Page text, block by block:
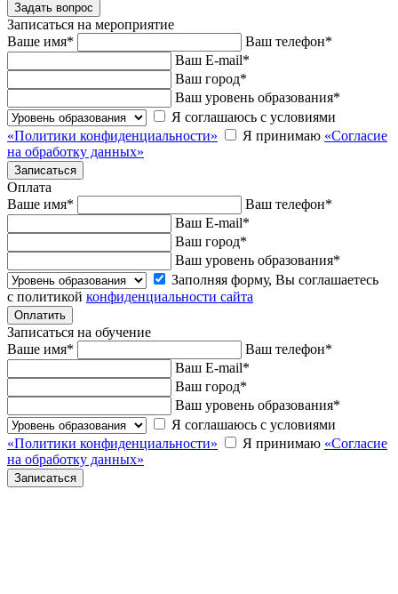
Записаться на мероприятие
Ваше имя* Ваш телефон*
Ваш E-mail*
Ваш город*
Ваш уровень образования*
Я соглашаюсь с условиями
«Политики конфиденциальности»
Я принимаю «Согласие
на обработку данных»
Оплата
Ваше имя* Ваш телефон*
Ваш E-mail*
Ваш город*
Ваш уровень образования*
Заполняя форму, Вы соглашаетесь
с политикой конфиденциальности сайта
Записаться на обучение
Ваше имя* Ваш телефон*
Ваш E-mail*
Ваш город*
Ваш уровень образования*
Я соглашаюсь с условиями
«Политики конфиденциальности»
Я принимаю «Согласие
на обработку данных»